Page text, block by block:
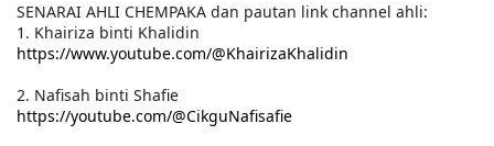
SENARAI AHLI CHEMPAKA dan pautan link channel ahli:
1. Khairiza binti Khalidin
https://www.youtube.com/@KhairizaKhalidin
2. Nafisah binti Shafie
https://youtube.com/@CikguNafisafie